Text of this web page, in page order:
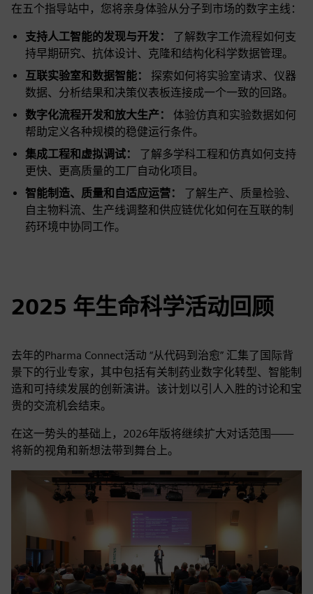
在五个指导站中，您将亲身体验从分子到市场的数字主线：
支持人工智能的发现与开发：
了解数字工作流程如何支
持早期研究、抗体设计、克隆和结构化科学数据管理。
互联实验室和数据智能：
探索如何将实验室请求、仪器
数据、分析结果和决策仪表板连接成一个一致的回路。
数字化流程开发和放大生产：
体验仿真和实验数据如何
帮助定义各种规模的稳健运行条件。
集成工程和虚拟调试：
了解多学科工程和仿真如何支持
更快、更高质量的工厂自动化项目。
智能制造、质量和自适应运营：
了解生产、质量检验、
自主物料流、生产线调整和供应链优化如何在互联的制
药环境中协同工作。
2025 年生命科学活动回顾
去年的Pharma Connect活动 “从代码到治愈” 汇集了国际背
景下的行业专家，其中包括有关制药业数字化转型、智能制
造和可持续发展的创新演讲。该计划以引人入胜的讨论和宝
贵的交流机会结束。
在这一势头的基础上，2026年版将继续扩大对话范围——
将新的视角和新想法带到舞台上。